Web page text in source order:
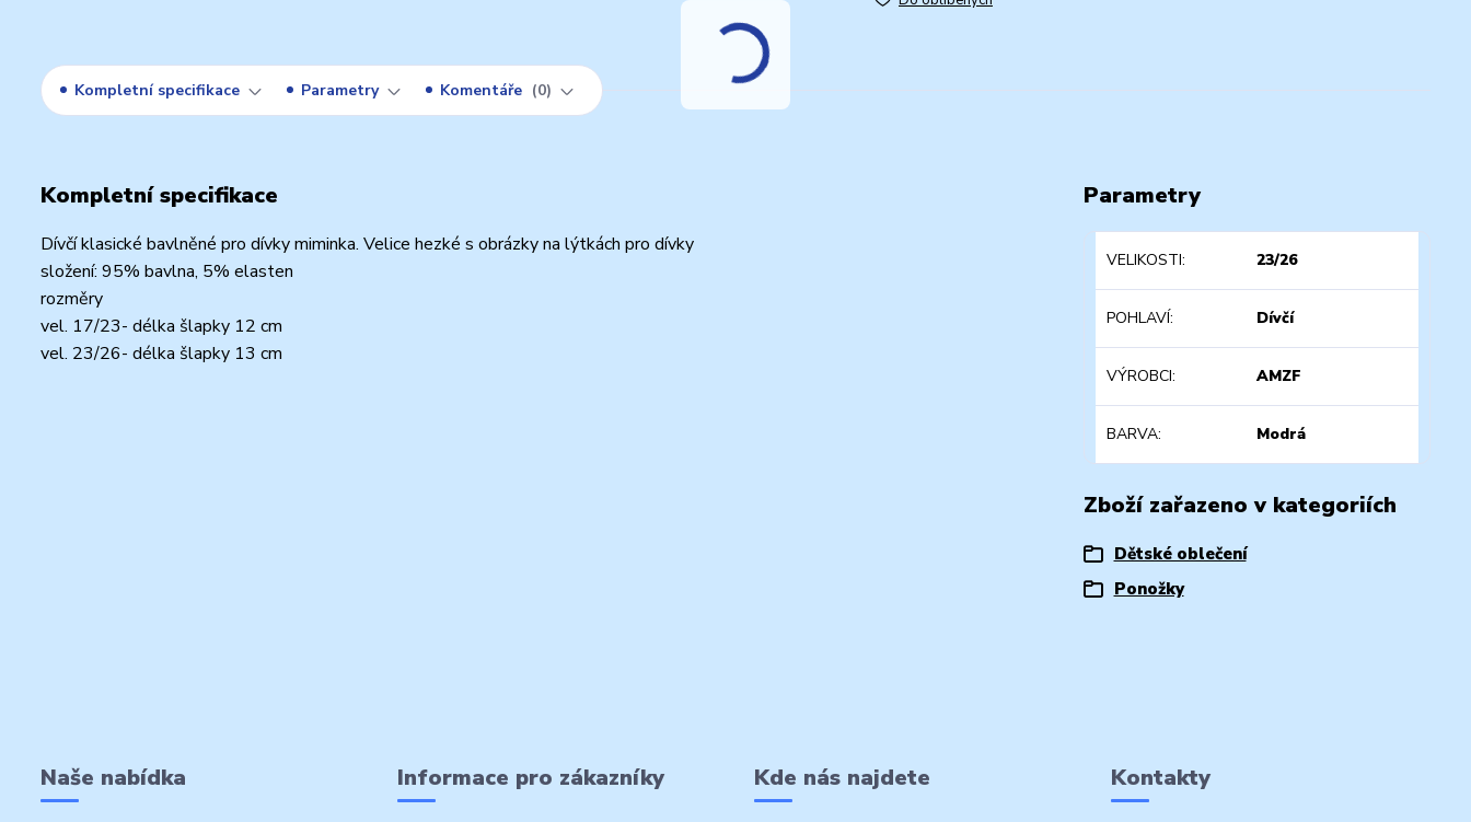
Kompletní specifikace Parametry Komentáře 0
Kompletní specifikace
Dívčí klasické bavlněné pro dívky miminka. Velice hezké s obrázky na lýtkách pro dívky
složení: 95% bavlna, 5% elasten
rozměry
vel. 17/23- délka šlapky 12 cm
vel. 23/26- délka šlapky 13 cm
Parametry
VELIKOSTI 23/26
POHLAVÍ Dívčí
VÝROBCI AMZF
BARVA Modrá
Zboží zařazeno v kategoriích
Dětské oblečení
Ponožky
Naše nabídka Informace pro zákazníky Kde nás najdete Kontakty